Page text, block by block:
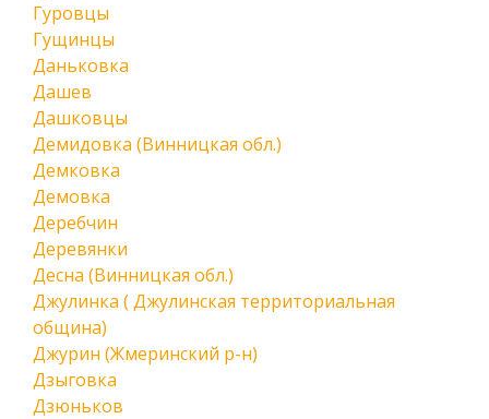
Гуровцы
Гущинцы
Даньковка
Дашев
Дашковцы
Демидовка (Винницкая обл.)
Демковка
Демовка
Деребчин
Деревянки
Десна (Винницкая обл.)
Джулинка ( Джулинская территориальная
община)
Джурин (Жмеринский р-н)
Дзыговка
Дзюньков